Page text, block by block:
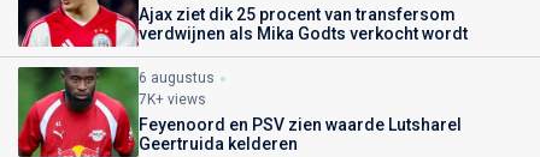
Ajax ziet dik 25 procent van transfersom
verdwijnen als Mika Godts verkocht wordt
6 augustus
7K+ views
Feyenoord en PSV zien waarde Lutsharel
Geertruida kelderen